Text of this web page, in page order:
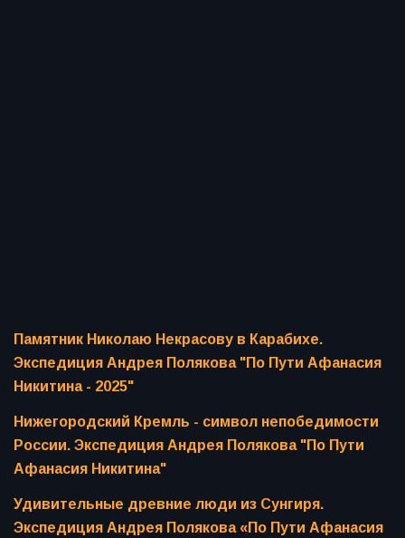
Памятник Николаю Некрасову в Карабихе.
Экспедиция Андрея Полякова "По Пути Афанасия
Никитина - 2025"
Нижегородский Кремль - символ непобедимости
России. Экспедиция Андрея Полякова "По Пути
Афанасия Никитина"
Удивительные древние люди из Сунгиря.
Экспедиция Андрея Полякова «По Пути Афанасия